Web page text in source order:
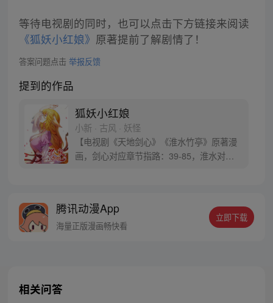
等待电视剧的同时，也可以点击下方链接来阅读
《狐妖小红娘》 原著提前了解剧情了！
答案问题点击 举报反馈
提到的作品
狐妖小红娘
小新 · 古风 · 妖怪
【电视剧《天地剑心》《淮水竹亭》原著漫
画，剑心对应章节指路：39-85，淮水对应
腾讯动漫App
海量正版漫画畅快看
立即下载
相关问答